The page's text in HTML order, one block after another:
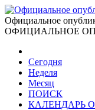
Официальное
ОФИЦИАЛЬНОЕ
Сегодня
Неделя
Месяц
ПОИСК
КАЛЕНДАРЬ